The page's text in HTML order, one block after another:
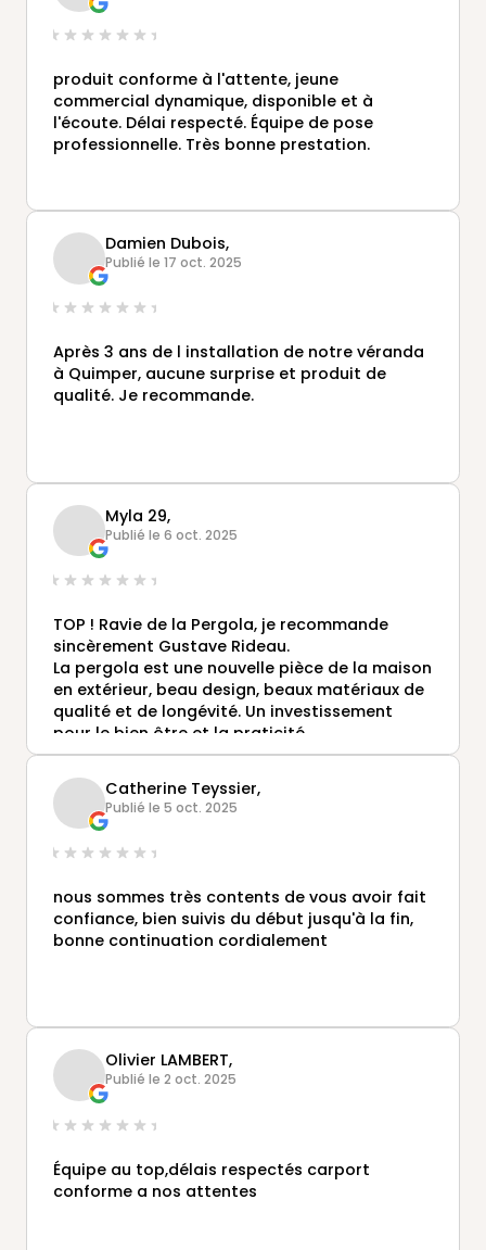
produit conforme à l'attente, jeune
commercial dynamique, disponible et à
l'écoute. Délai respecté. Équipe de pose
professionnelle. Très bonne prestation.
Damien Dubois,
Publié le 17 oct. 2025
Après 3 ans de l installation de notre véranda
à Quimper, aucune surprise et produit de
qualité. Je recommande.
Myla 29,
Publié le 6 oct. 2025
TOP ! Ravie de la Pergola, je recommande
sincèrement Gustave Rideau.
La pergola est une nouvelle pièce de la maison
en extérieur, beau design, beaux matériaux de
qualité et de longévité. Un investissement
pour le bien être et la praticité.
L'équipe est très professionnelle, discrète et
sympathique de la première rencontre, au
montage du projet, au suivi, à la pose et à la
livraison du chantier.
Je recommande.
Catherine Teyssier,
Publié le 5 oct. 2025
nous sommes très contents de vous avoir fait
confiance, bien suivis du début jusqu'à la fin,
bonne continuation cordialement
Olivier LAMBERT,
Publié le 2 oct. 2025
Équipe au top,délais respectés carport
conforme a nos attentes